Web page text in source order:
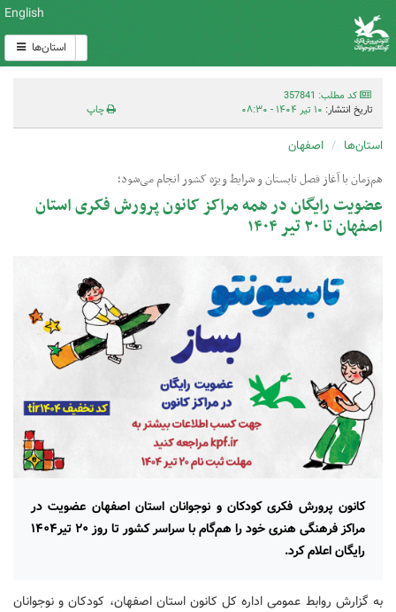
English
استان‌ها
کد مطلب: 357841
تاریخ انتشار: ۱۰ تیر ۱۴۰۴ - ۰۸:۳۰ چاپ
استان‌ها اصفهان
هم‌زمان با آغاز فصل تابستان و شرایط ویژه کشور انجام می‌شود؛
عضویت رایگان در همه مراکز کانون پرورش فکری استان
اصفهان تا ۲۰ تیر ۱۴۰۴
کانون پرورش فکری کودکان و نوجوانان استان اصفهان عضویت در
مراکز فرهنگی هنری خود را هم‌گام با سراسر کشور تا روز ۲۰ تیر۱۴۰۴
رایگان اعلام کرد.
به گزارش روابط عمومی اداره کل کانون استان اصفهان، کودکان و نوجوانان